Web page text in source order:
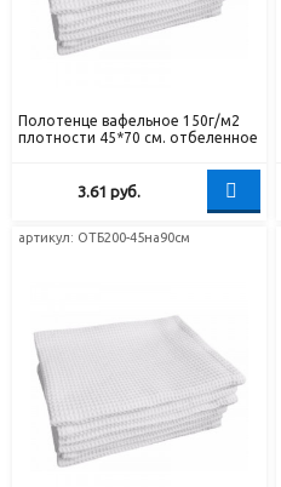
Полотенце вафельное 150г/м2
плотности 45*70 см. отбеленное
3.61 руб.
артикул: ОТБ200-45на90см